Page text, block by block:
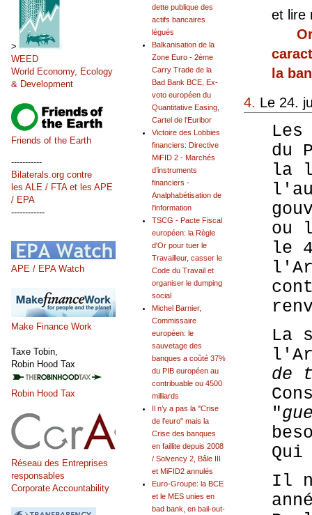
et lire
la
4. Le 24.
du
la
ou
le
La
de
"
Il
dette publique des
actifs bancaires
légués
Balkanisation de la
Zone Euro - 2ème
Carry Trade de la
Bad Bank BCE, Ex-
voto européen du
Quantitative Easing,
Cartel de l'Euribor
Victoire des Lobbies
financiers: Directive
MiFID 2 - Marchés
d’instruments
financiers -
Analphabétisation de
l'information
TSCG - Pacte Fiscal
européen: la Règle
d'Or pour tuer le
Travailleur, casser le
Code du Travail et
organiser le dumping
social
Michel Barnier,
Commissaire
européen: le
sauvetage des
banques a coûté 37%
du PIB européen au
contribuable ou 4500
milliards
Il n’y a pas la "Crise
de l’euro" mais la
Crise des banques
en faillite depuis 2008
/ Solvency 2, Bâle III
et MiFID2 annulés
Euro-Groupe: la BCE
et le MES unies en
bad bank, en bail-out-
>
WEED
World Economy, Ecology
& Development
Friends of the Earth
-----------
Bilaterals.org contre
les ALE / FTA et les APE
/ EPA
------------
APE / EPA Watch
Make Finance Work
Taxe Tobin,
Robin Hood Tax
Robin Hood Tax
Réseau des Entreprises
responsables
Corporate Accountability